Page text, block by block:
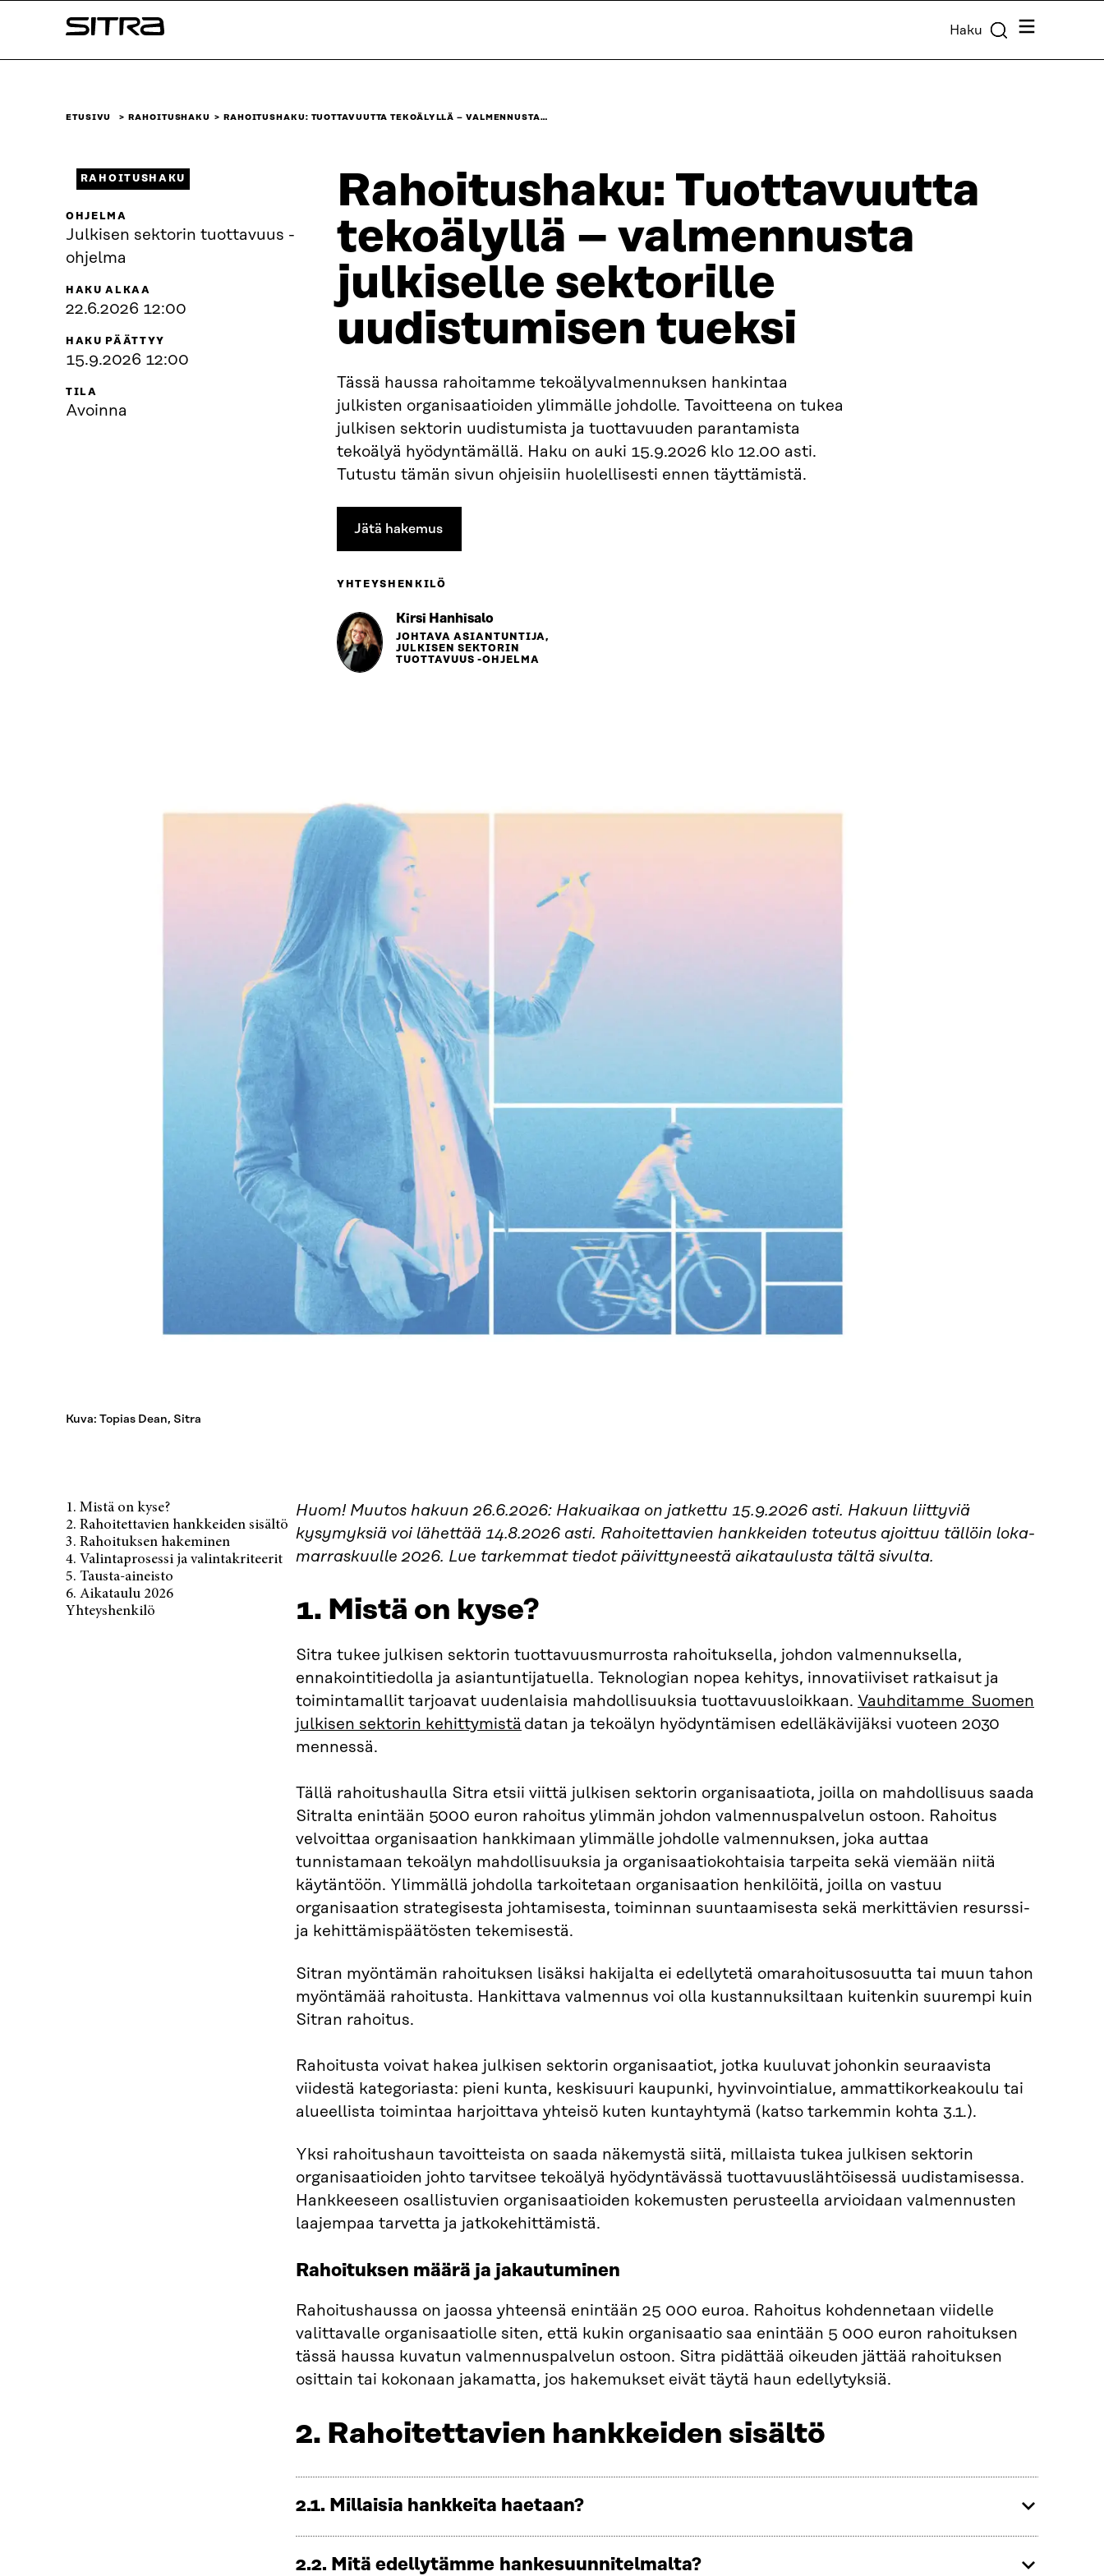
sisältöön
Sitra Haku Valikko
ETUSIVU RAHOITUSHAKU RAHOITUSHAKU: TUOTTAVUUTTA TEKOÄLYLLÄ – VALMENNUSTA…
Rahoitushaku: Tuottavuutta
tekoälyllä – valmennusta
julkiselle sektorille
uudistumisen tueksi
Tässä haussa rahoitamme tekoälyvalmennuksen hankintaa
julkisten organisaatioiden ylimmälle johdolle. Tavoitteena on tukea
julkisen sektorin uudistumista ja tuottavuuden parantamista
tekoälyä hyödyntämällä. Haku on auki 15.9.2026 klo 12.00 asti.
Tutustu tämän sivun ohjeisiin huolellisesti ennen täyttämistä.
Jätä hakemus
YHTEYSHENKILÖ
Kirsi Hanhisalo
JOHTAVA ASIANTUNTIJA,
JULKISEN SEKTORIN
TUOTTAVUUS -OHJELMA
RAHOITUSHAKU
OHJELMA
Julkisen sektorin tuottavuus -
ohjelma
HAKU ALKAA
22.6.2026 12:00
HAKU PÄÄTTYY
15.9.2026 12:00
TILA
Avoinna
Kuva: Topias Dean, Sitra
1. Mistä on kyse?
2. Rahoitettavien hankkeiden sisältö
3. Rahoituksen hakeminen
4. Valintaprosessi ja valintakriteerit
5. Tausta-aineisto
6. Aikataulu 2026
Yhteyshenkilö
Huom! Muutos hakuun 26.6.2026: Hakuaikaa on jatkettu 15.9.2026 asti. Hakuun liittyviä
kysymyksiä voi lähettää 14.8.2026 asti. Rahoitettavien hankkeiden toteutus ajoittuu tällöin loka-
marraskuulle 2026. Lue tarkemmat tiedot päivittyneestä aikataulusta tältä sivulta.
1. Mistä on kyse?
Sitra tukee julkisen sektorin tuottavuusmurrosta rahoituksella, johdon valmennuksella,
ennakointitiedolla ja asiantuntijatuella. Teknologian nopea kehitys, innovatiiviset ratkaisut ja
toimintamallit tarjoavat uudenlaisia mahdollisuuksia tuottavuusloikkaan. Vauhditamme Suomen
julkisen sektorin kehittymistä datan ja tekoälyn hyödyntämisen edelläkävijäksi vuoteen 2030
mennessä.
Tällä rahoitushaulla Sitra etsii viittä julkisen sektorin organisaatiota, joilla on mahdollisuus saada
Sitralta enintään 5000 euron rahoitus ylimmän johdon valmennuspalvelun ostoon. Rahoitus
velvoittaa organisaation hankkimaan ylimmälle johdolle valmennuksen, joka auttaa
tunnistamaan tekoälyn mahdollisuuksia ja organisaatiokohtaisia tarpeita sekä viemään niitä
käytäntöön. Ylimmällä johdolla tarkoitetaan organisaation henkilöitä, joilla on vastuu
organisaation strategisesta johtamisesta, toiminnan suuntaamisesta sekä merkittävien resurssi-
ja kehittämispäätösten tekemisestä.
Sitran myöntämän rahoituksen lisäksi hakijalta ei edellytetä omarahoitusosuutta tai muun tahon
myöntämää rahoitusta. Hankittava valmennus voi olla kustannuksiltaan kuitenkin suurempi kuin
Sitran rahoitus.
Rahoitusta voivat hakea julkisen sektorin organisaatiot, jotka kuuluvat johonkin seuraavista
viidestä kategoriasta: pieni kunta, keskisuuri kaupunki, hyvinvointialue, ammattikorkeakoulu tai
alueellista toimintaa harjoittava yhteisö kuten kuntayhtymä (katso tarkemmin kohta 3.1.).
Yksi rahoitushaun tavoitteista on saada näkemystä siitä, millaista tukea julkisen sektorin
organisaatioiden johto tarvitsee tekoälyä hyödyntävässä tuottavuuslähtöisessä uudistamisessa.
Hankkeeseen osallistuvien organisaatioiden kokemusten perusteella arvioidaan valmennusten
laajempaa tarvetta ja jatkokehittämistä.
Rahoituksen määrä ja jakautuminen
Rahoitushaussa on jaossa yhteensä enintään 25 000 euroa. Rahoitus kohdennetaan viidelle
valittavalle organisaatiolle siten, että kukin organisaatio saa enintään 5 000 euron rahoituksen
tässä haussa kuvatun valmennuspalvelun ostoon. Sitra pidättää oikeuden jättää rahoituksen
osittain tai kokonaan jakamatta, jos hakemukset eivät täytä haun edellytyksiä.
2. Rahoitettavien hankkeiden sisältö
2.1. Millaisia hankkeita haetaan?
2.2. Mitä edellytämme hankesuunnitelmalta?